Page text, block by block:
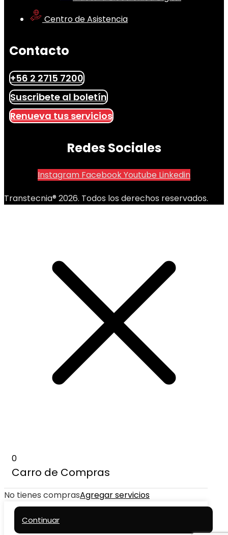
Centro de Asistencia
Contacto
+56 2 2715 7200
Suscribete al boletín
Renueva tus servicios
Redes Sociales
Instagram FacebookYoutube Linkedin
Transtecnia® 2026. Todos los derechos reservados.
0
Carro de Compras
No tienes comprasAgregar servicios
Continuar